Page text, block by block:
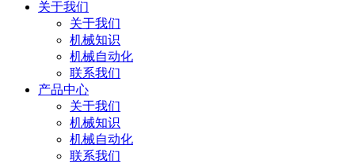
关于我们
关于我们
机械知识
机械自动化
联系我们
产品中心
关于我们
机械知识
机械自动化
联系我们